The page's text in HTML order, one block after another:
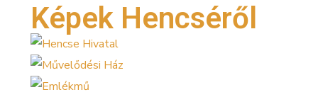
Képek Hencséről